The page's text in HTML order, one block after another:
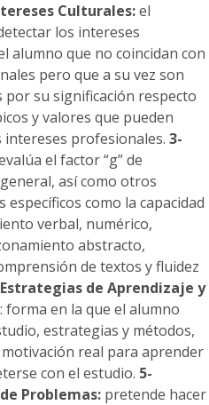
Culturales:el
los intereses
alumno que no coincidan con
pero que a su vez son
su significación respecto
y valores que pueden
intereses profesionales. 3-
el factor “g” de
así como otros
específicos como la capacidad
verbal, numérico,
abstracto,
de textos y fluidez
de Aprendizaje y
: forma en la que el alumno
estrategias y métodos,
real para aprender
con el estudio. 5-
Problemas:pretende hacer